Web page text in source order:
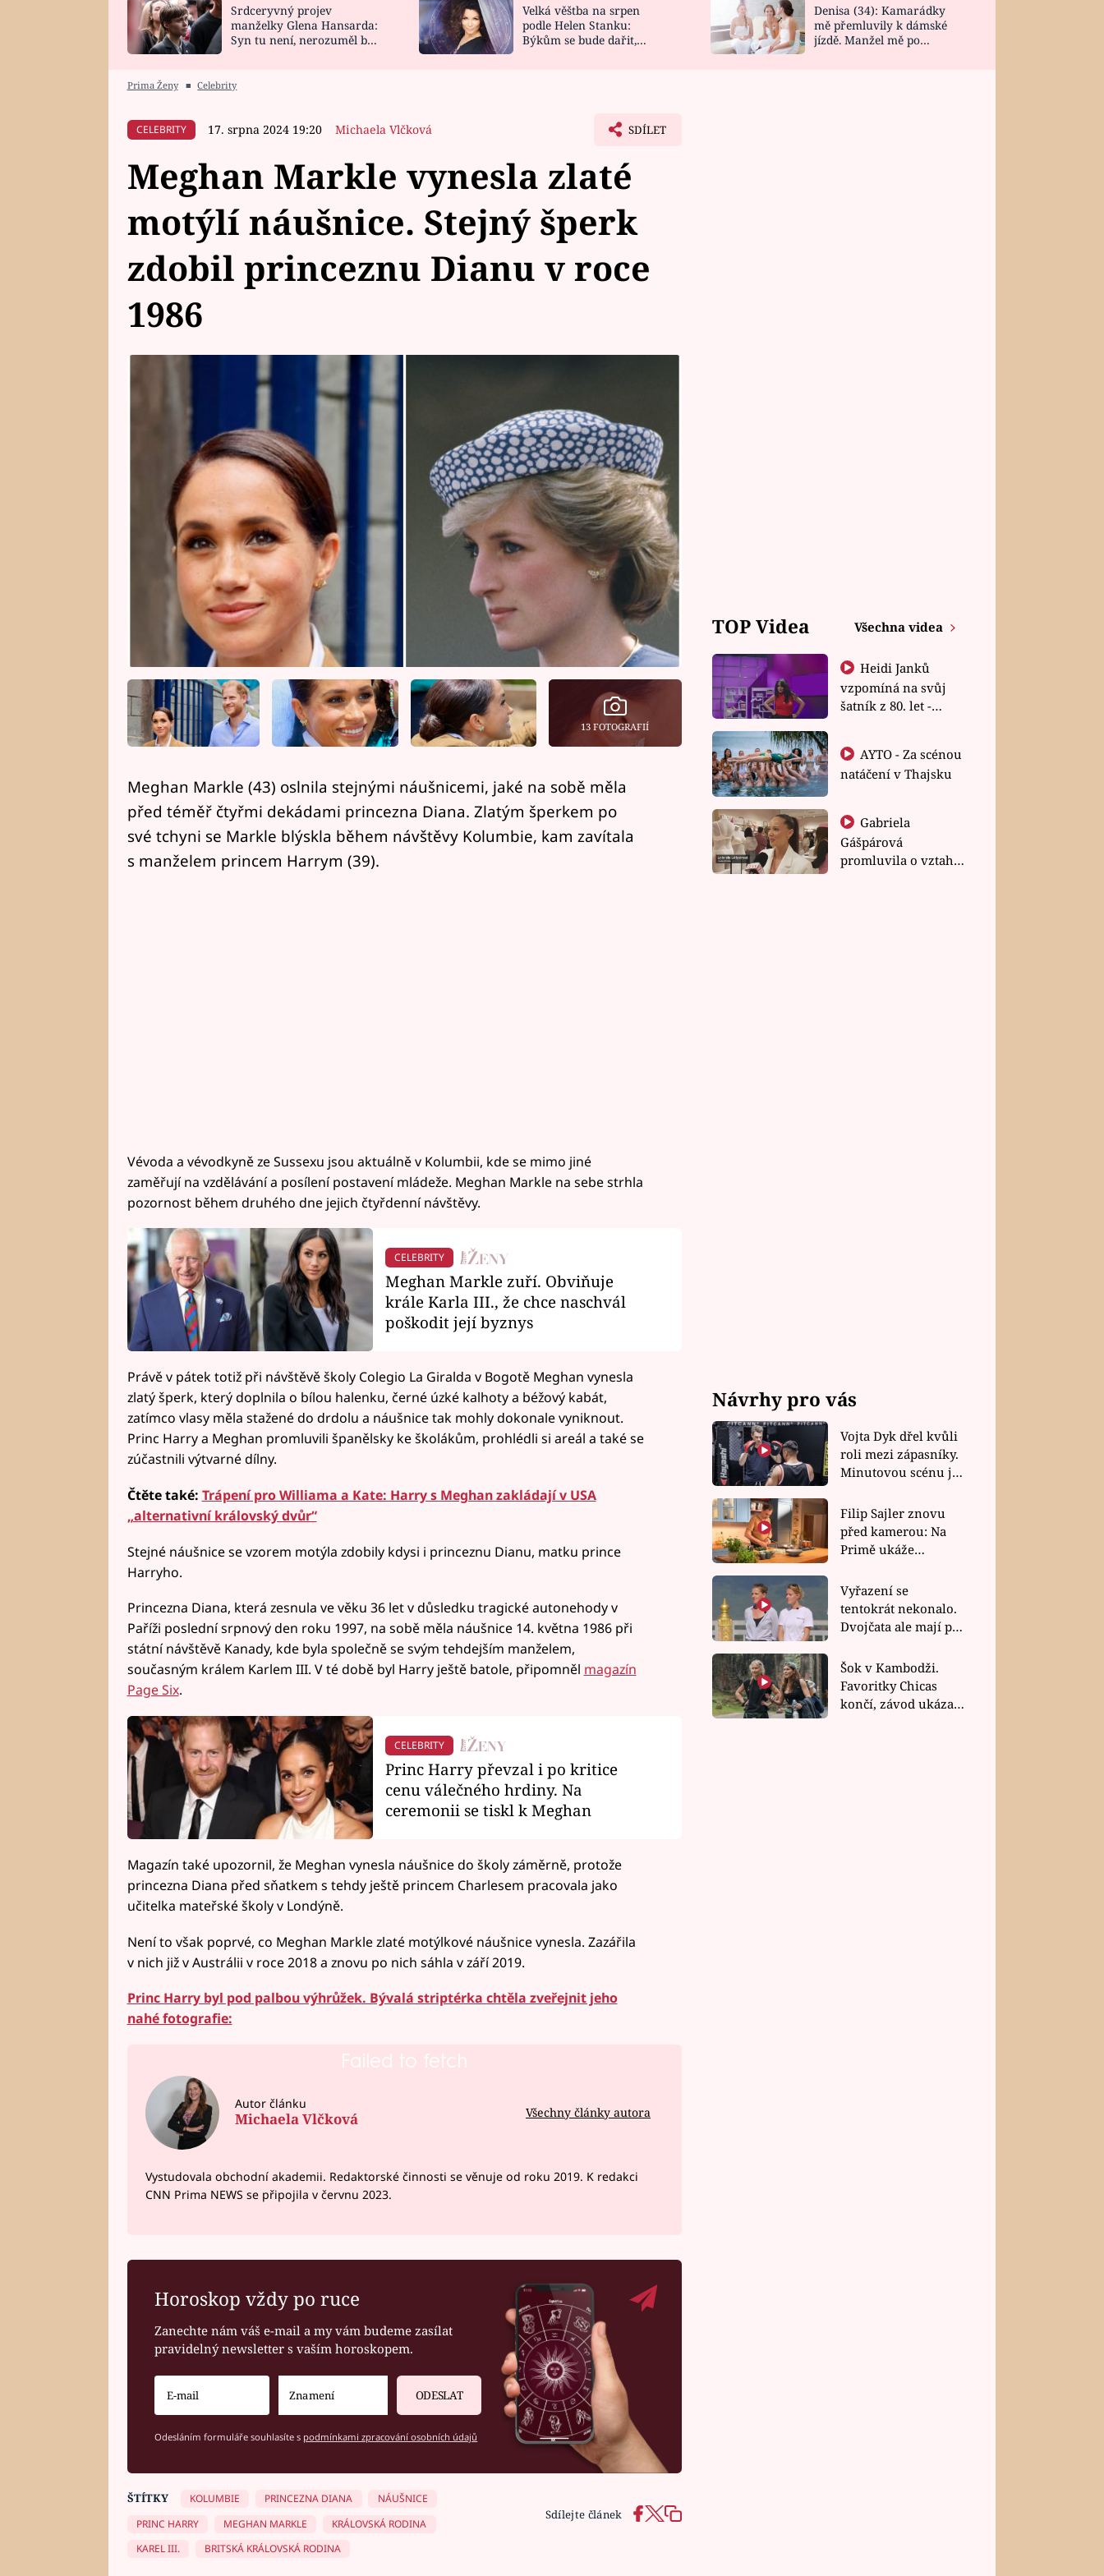
HOROSKOP NA
CELEBRITY
VAŘENÍ
NOVINKY
VIDEORECEPTY
DESIGN
Srdceryvný projev
manželky Glena Hansarda:
Syn tu není, nerozuměl by
Velká věštba na srpen
podle Helen Stanku:
Býkům se bude dařit,
Denisa (34): Kamarádky
mě přemluvily k dámské
jízdě. Manžel mě po
Prima Ženy ■ Celebrity
CELEBRITY 17. srpna 2024 19:20 Michaela Vlčková SDÍLET
Meghan Markle vynesla zlaté
motýlí náušnice. Stejný šperk
zdobil princeznu Dianu v roce
1986
13 FOTOGRAFIÍ
Meghan Markle (43) oslnila stejnými náušnicemi, jaké na sobě měla
před téměř čtyřmi dekádami princezna Diana. Zlatým šperkem po
své tchyni se Markle blýskla během návštěvy Kolumbie, kam zavítala
s manželem princem Harrym (39).
Vévoda a vévodkyně ze Sussexu jsou aktuálně v Kolumbii, kde se mimo jiné
zaměřují na vzdělávání a posílení postavení mládeže. Meghan Markle na sebe strhla
pozornost během druhého dne jejich čtyřdenní návštěvy.
CELEBRITY
Meghan Markle zuří. Obviňuje
krále Karla III., že chce naschvál
poškodit její byznys
Právě v pátek totiž při návštěvě školy Colegio La Giralda v Bogotě Meghan vynesla
zlatý šperk, který doplnila o bílou halenku, černé úzké kalhoty a béžový kabát,
zatímco vlasy měla stažené do drdolu a náušnice tak mohly dokonale vyniknout.
Princ Harry a Meghan promluvili španělsky ke školákům, prohlédli si areál a také se
zúčastnili výtvarné dílny.
Čtěte také: Trápení pro Williama a Kate: Harry s Meghan zakládají v USA
„alternativní královský dvůr“
Stejné náušnice se vzorem motýla zdobily kdysi i princeznu Dianu, matku prince
Harryho.
Princezna Diana, která zesnula ve věku 36 let v důsledku tragické autonehody v
Paříži poslední srpnový den roku 1997, na sobě měla náušnice 14. května 1986 při
státní návštěvě Kanady, kde byla společně se svým tehdejším manželem,
současným králem Karlem III. V té době byl Harry ještě batole, připomněl magazín
Page Six.
CELEBRITY
Princ Harry převzal i po kritice
cenu válečného hrdiny. Na
ceremonii se tiskl k Meghan
Magazín také upozornil, že Meghan vynesla náušnice do školy záměrně, protože
princezna Diana před sňatkem s tehdy ještě princem Charlesem pracovala jako
učitelka mateřské školy v Londýně.
Není to však poprvé, co Meghan Markle zlaté motýlkové náušnice vynesla. Zazářila
v nich již v Austrálii v roce 2018 a znovu po nich sáhla v září 2019.
Princ Harry byl pod palbou výhrůžek. Bývalá striptérka chtěla zveřejnit jeho
nahé fotografie:
Failed to fetch
Autor článku
Michaela Vlčková Všechny články autora
Vystudovala obchodní akademii. Redaktorské činnosti se věnuje od roku 2019. K redakci
CNN Prima NEWS se připojila v červnu 2023.
Horoskop vždy po ruce
Zanechte nám váš e-mail a my vám budeme zasílat
pravidelný newsletter s vaším horoskopem.
ODESLAT
Odesláním formuláře souhlasíte s podmínkami zpracování osobních údajů
Sdílejte článek
ŠTÍTKY KOLUMBIE PRINCEZNA DIANA
NÁUŠNICE
PRINC HARRY
MEGHAN MARKLE
KRÁLOVSKÁ RODINA
KAREL III.
BRITSKÁ KRÁLOVSKÁ RODINA
TOP Videa Všechna videa
Heidi Janků
vzpomíná na svůj
šatník z 80. let -
natáčení v Thajsku
Gabriela
Gášpárová
promluvila o vztahu
Návrhy pro vás
Vojta Dyk dřel kvůli
roli mezi zápasníky.
Minutovou scénu jel
Filip Sajler znovu
před kamerou: Na
Primě ukáže
rychlé recepty
Vyřazení se
tentokrát nekonalo.
Dvojčata ale mají po
závodu nůž na krku
Šok v Kambodži.
Favoritky Chicas
končí, závod ukázal